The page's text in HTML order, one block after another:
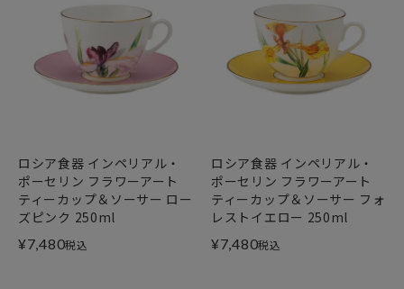
ロシア食器 インペリアル・
ポーセリン フラワーアート
ティーカップ＆ソーサー ロー
ズピンク 250ml
¥7,480税込
ロシア食器 インペリアル・
ポーセリン フラワーアート
ティーカップ＆ソーサー フォ
レストイエロー 250ml
¥7,480税込